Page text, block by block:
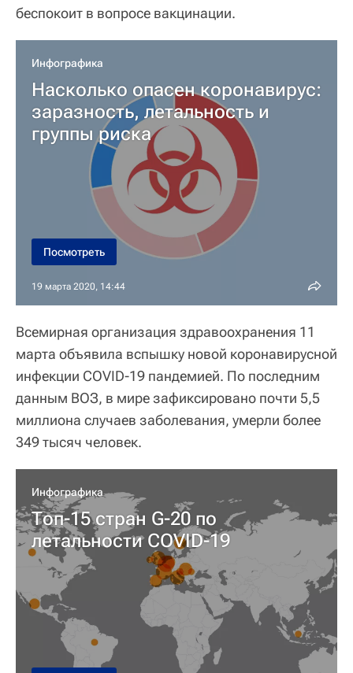
беспокоит в вопросе вакцинации.
19 марта 2020, 14:44
Инфографика
Насколько опасен коронавирус:
заразность, летальность и
группы риска
Посмотреть
Всемирная организация здравоохранения 11
марта объявила вспышку новой коронавирусной
инфекции COVID-19 пандемией. По последним
данным ВОЗ, в мире зафиксировано почти 5,5
миллиона случаев заболевания, умерли более
349 тысяч человек.
Инфографика
Топ-15 стран G-20 по
летальности COVID-19